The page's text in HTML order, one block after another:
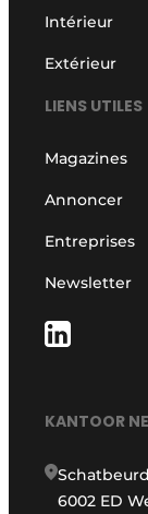
Intérieur
Extérieur
LIENS UTILES
Magazines
Annoncer
Entreprises
Newsletter
KANTOOR
6002 ED